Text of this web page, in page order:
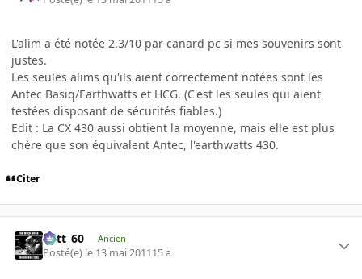
L'alim a été notée 2.3/10 par canard pc si mes souvenirs sont
justes.
Les seules alims qu'ils aient correctement notées sont les
Antec Basiq/Earthwatts et HCG. (C'est les seules qui aient
testées disposant de sécurités fiables.)
Edit : La CX 430 aussi obtient la moyenne, mais elle est plus
chère que son équivalent Antec, l'earthwatts 430.
Citer
Batt_60 Ancien
Posté(e) le 13 mai 201115 a